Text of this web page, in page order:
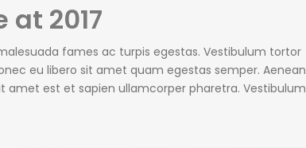
2017
fames ac turpis egestas. Vestibulum tortor
eu libero sit amet quam egestas semper. Aenean
amet est et sapien ullamcorper pharetra. Vestibulum